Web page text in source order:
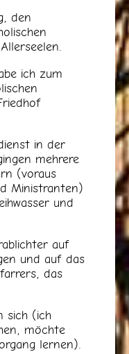
den
ich zum
in der
mehrere
(voraus
Ministranten)
und
auf
und auf das
das
sich (ich
möchte
lernen).